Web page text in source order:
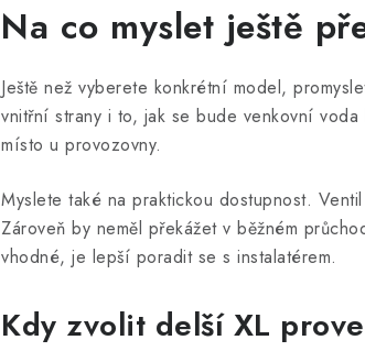
Na co myslet ještě
Ještě než vyberete konkrétní model,
vnitřní strany i to, jak se bude venkovní
místo u provozovny.
Myslete také na praktickou dostupnost.
Zároveň by neměl překážet v běžném
vhodné, je lepší poradit se s instalatérem.
Kdy zvolit delší XL